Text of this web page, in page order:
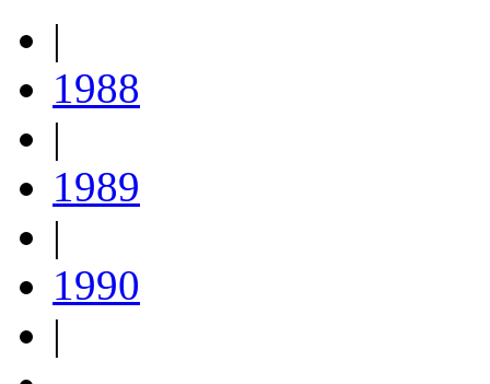
|
1988
|
1989
|
1990
|